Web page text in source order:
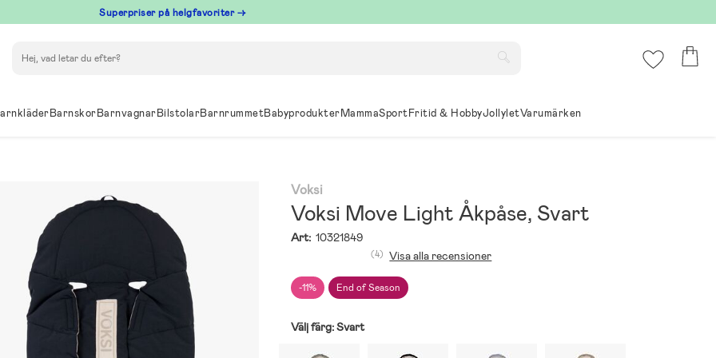
Superpriser på helgfavoriter →
BarnskorBarnvagnarBilstolarBarnrummetBabyprodukterMammaSportFritid & HobbyJollyletVarumärken
Voksi
Voksi Move Light Åkpåse, Svart
Art: 10321849
-11% End of Season
(4) Visa alla recensioner
Välj färg:Svart